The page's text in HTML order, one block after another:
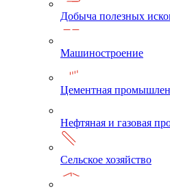
Добыча полезных
Машиностроение
Цементная
Нефтяная и газовая
Сельское хозяйство